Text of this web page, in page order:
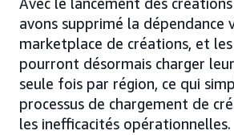
avons supprimé la dépendance
marketplace de créations, et
pourront désormais charger
seule fois par région, ce qui
processus de chargement de
les inefficacités opérationnelles.